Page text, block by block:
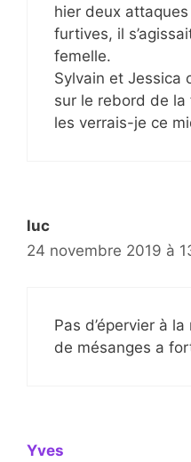
hier deux
furtives, il
femelle.
Sylvain et Jessica
sur le rebord de
les verrais-je ce
luc
24 novembre 2019 à
Pas d’épervier à
de mésanges a
Yves